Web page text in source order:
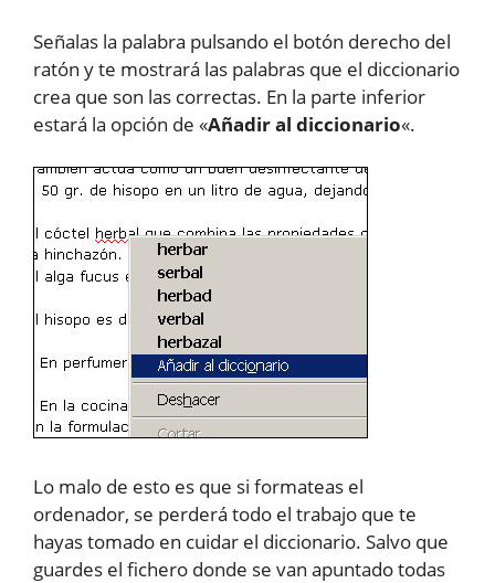
Señalas la palabra pulsando el botón derecho del
ratón y te mostrará las palabras que el diccionario
crea que son las correctas. En la parte inferior
estará la opción de «Añadir al diccionario«.
Lo malo de esto es que si formateas el
ordenador, se perderá todo el trabajo que te
hayas tomado en cuidar el diccionario. Salvo que
guardes el fichero donde se van apuntado todas